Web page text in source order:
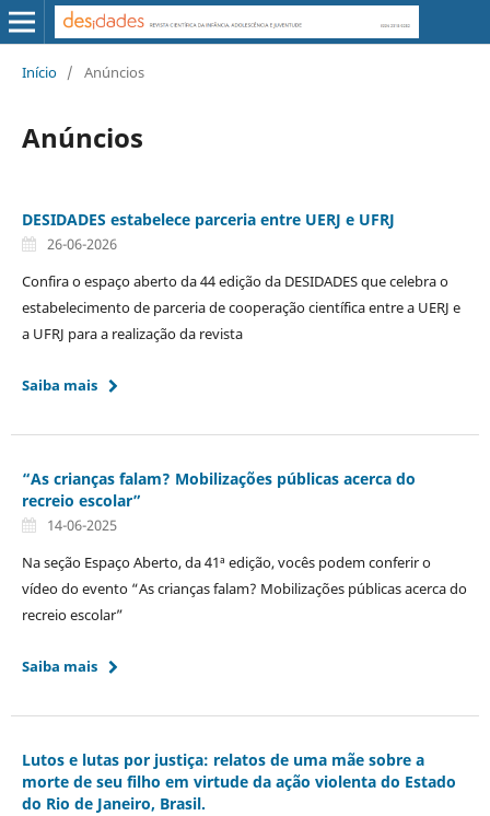
Início / Anúncios
Anúncios
DESIDADES estabelece parceria entre UERJ e UFRJ
26-06-2026
Confira o espaço aberto da 44 edição da DESIDADES que celebra o
estabelecimento de parceria de cooperação científica entre a UERJ e
a UFRJ para a realização da revista
Saiba mais
“As crianças falam? Mobilizações públicas acerca do
recreio escolar”
14-06-2025
Na seção Espaço Aberto, da 41ª edição, vocês podem conferir o
vídeo do evento “As crianças falam? Mobilizações públicas acerca do
recreio escolar”
Saiba mais
Lutos e lutas por justiça: relatos de uma mãe sobre a
morte de seu filho em virtude da ação violenta do Estado
do Rio de Janeiro, Brasil.